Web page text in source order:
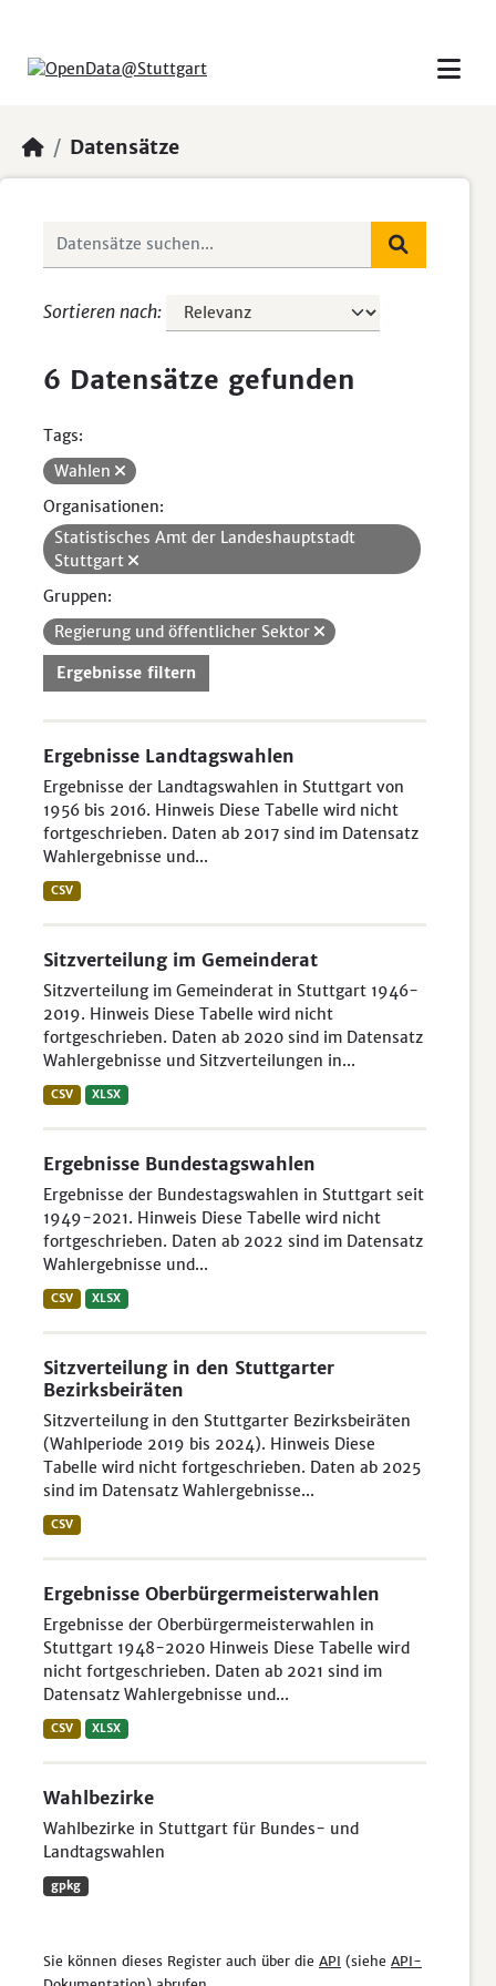
Datensätze
Sortieren nach
6 Datensätze gefunden
Tags:
Wahlen
Organisationen:
Statistisches Amt der Landeshauptstadt
Stuttgart
Gruppen:
Regierung und öffentlicher Sektor
Ergebnisse filtern
Ergebnisse Landtagswahlen
Ergebnisse der Landtagswahlen in Stuttgart von
1956 bis 2016. Hinweis Diese Tabelle wird nicht
fortgeschrieben. Daten ab 2017 sind im Datensatz
Wahlergebnisse und...
CSV
Sitzverteilung im Gemeinderat
Sitzverteilung im Gemeinderat in Stuttgart 1946-
2019. Hinweis Diese Tabelle wird nicht
fortgeschrieben. Daten ab 2020 sind im Datensatz
Wahlergebnisse und Sitzverteilungen in...
CSV XLSX
Ergebnisse Bundestagswahlen
Ergebnisse der Bundestagswahlen in Stuttgart seit
1949-2021. Hinweis Diese Tabelle wird nicht
fortgeschrieben. Daten ab 2022 sind im Datensatz
Wahlergebnisse und...
CSV XLSX
Sitzverteilung in den Stuttgarter
Bezirksbeiräten
Sitzverteilung in den Stuttgarter Bezirksbeiräten
(Wahlperiode 2019 bis 2024). Hinweis Diese
Tabelle wird nicht fortgeschrieben. Daten ab 2025
sind im Datensatz Wahlergebnisse...
CSV
Ergebnisse Oberbürgermeisterwahlen
Ergebnisse der Oberbürgermeisterwahlen in
Stuttgart 1948-2020 Hinweis Diese Tabelle wird
nicht fortgeschrieben. Daten ab 2021 sind im
Datensatz Wahlergebnisse und...
CSV XLSX
Wahlbezirke
Wahlbezirke in Stuttgart für Bundes- und
Landtagswahlen
gpkg
Sie können dieses Register auch über die API (siehe API-